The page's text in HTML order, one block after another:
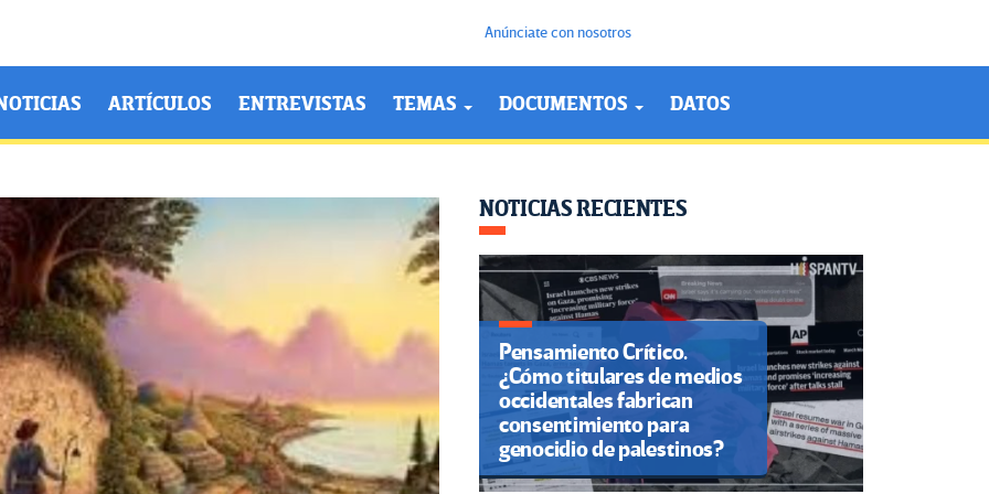
Anúnciate con nosotros
ARTÍCULOS ENTREVISTAS TEMAS DOCUMENTOS DATOS
NOTICIAS RECIENTES
Pensamiento Crítico.
¿Cómo titulares de medios
occidentales fabrican
consentimiento para
genocidio de palestinos?